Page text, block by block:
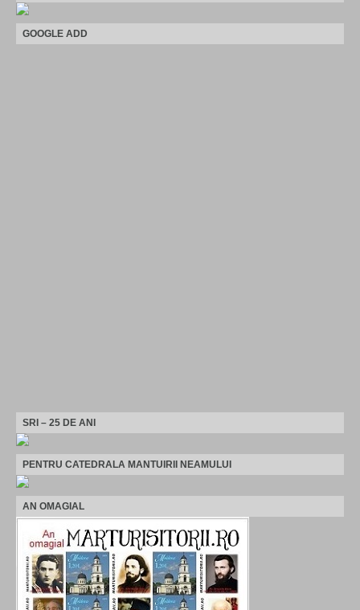
GOOGLE ADD
SRI – 25 DE ANI
PENTRU CATEDRALA MANTUIRII NEAMULUI
AN OMAGIAL